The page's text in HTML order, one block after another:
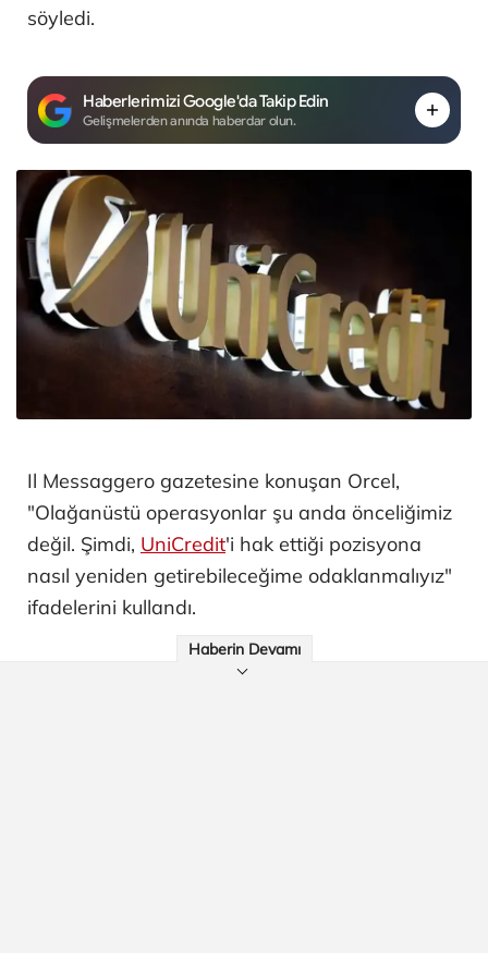
söyledi.
Haberlerimizi Google'da Takip Edin
Gelişmelerden anında haberdar olun.
Il Messaggero gazetesine konuşan Orcel,
"Olağanüstü operasyonlar şu anda önceliğimiz
değil. Şimdi, UniCredit'i hak ettiği pozisyona
nasıl yeniden getirebileceğime odaklanmalıyız"
ifadelerini kullandı.
Haberin Devamı